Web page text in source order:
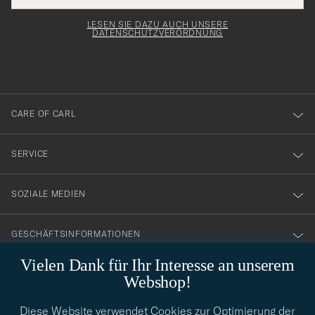
Vielen Dank für Ihr Interesse an unserem
Webshop!
Diese Website verwendet Cookies zur Optimierung der
Adresse
för
dig
till
vårt
nyhetsbrev!
LESEN SIE DAZU AUCH UNSERE
DATENSCHUTZVERORDNUNG
CARE OF CARL
SERVICE
SOZIALE MEDIEN
GESCHÄFTSINFORMATIONEN